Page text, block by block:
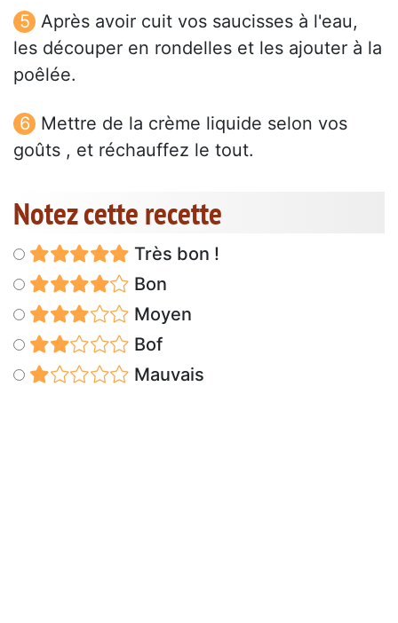
Après avoir cuit vos saucisses à l'eau,
les découper en rondelles et les ajouter à la
poêlée.
Mettre de la crème liquide selon vos
goûts , et réchauffez le tout.
Notez cette recette
Très bon !
Bon
Moyen
Bof
Mauvais